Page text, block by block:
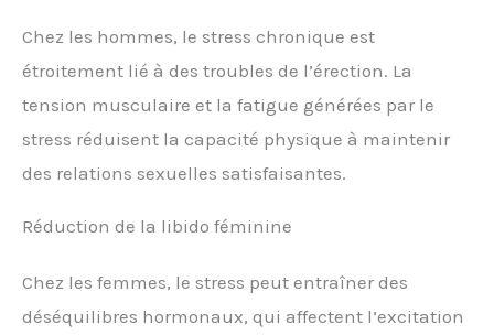
Chez les hommes, le stress chronique est
étroitement lié à des troubles de l’érection. La
tension musculaire et la fatigue générées par le
stress réduisent la capacité physique à maintenir
des relations sexuelles satisfaisantes.
Réduction de la libido féminine
Chez les femmes, le stress peut entraîner des
déséquilibres hormonaux, qui affectent l’excitation